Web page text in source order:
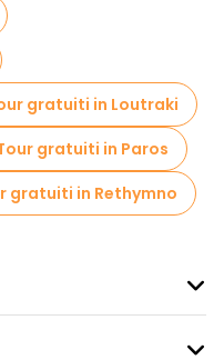
gratuiti in Loutraki
gratuiti in Paros
gratuiti in Rethymno